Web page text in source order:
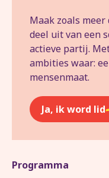
Maak zoals meer
deel uit van een
actieve partij.
ambities waar:
mensenmaat.
Ja, ik word lid
Programma